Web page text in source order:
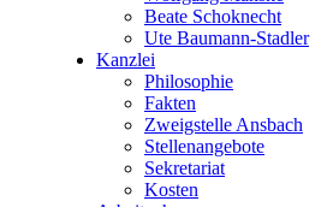
Beate Schoknecht
Ute Baumann-Stadler
Kanzlei
Philosophie
Fakten
Zweigstelle Ansbach
Stellenangebote
Sekretariat
Kosten